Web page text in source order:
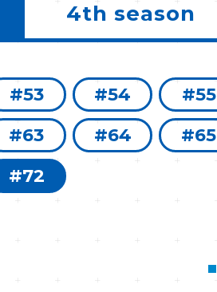
4th season
#53 #54
#55
#63 #64
#65
#72